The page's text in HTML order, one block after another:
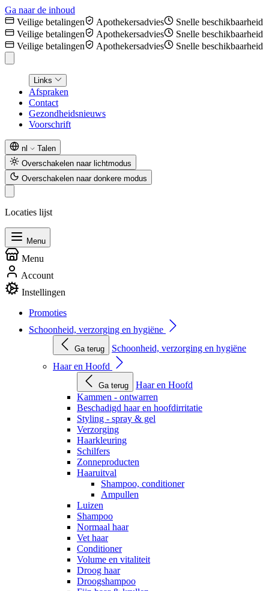
Ga naar de inhoud
Veilige betalingen
Apothekersadvies
Snelle beschikbaarheid
Veilige betalingen
Apothekersadvies
Snelle beschikbaarheid
Veilige betalingen
Apothekersadvies Snelle beschikbaarheid
Links
Afspraken
Contact
Gezondheidsnieuws
Voorschrift
nl
Talen
Overschakelen naar lichtmodus
Overschakelen naar donkere modus
Locaties lijst
Menu
Menu
Account
Instellingen
Promoties
Schoonheid, verzorging en hygiëne
Ga terug
Schoonheid, verzorging en hygiëne
Haar en Hoofd
Ga terug
Haar en Hoofd
Kammen - ontwarren
Beschadigd haar en hoofdirritatie
Styling - spray & gel
Verzorging
Haarkleuring
Schilfers
Zonneproducten
Haaruitval
Shampoo, conditioner
Ampullen
Luizen
Shampoo
Normaal haar
Vet haar
Conditioner
Volume en vitaliteit
Droog haar
Droogshampoo